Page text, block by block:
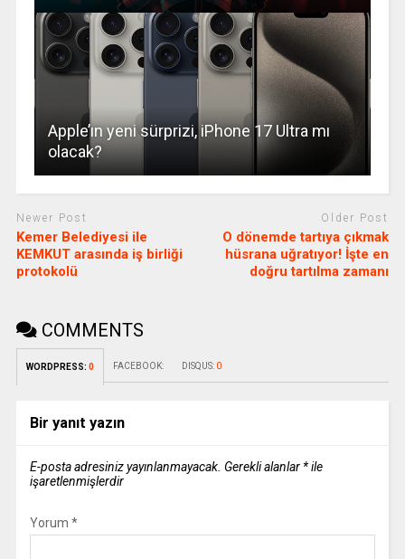
Apple’ın yeni sürprizi, iPhone 17 Ultra mı
olacak?
Newer Post
Kemer Belediyesi ile
KEMKUT arasında iş birliği
protokolü
Older Post
O dönemde tartıya çıkmak
hüsrana uğratıyor! İşte en
doğru tartılma zamanı
COMMENTS
WORDPRESS: 0 FACEBOOK: DISQUS: 0
Bir yanıt yazın
E-posta adresiniz yayınlanmayacak. Gerekli alanlar *ile
işaretlenmişlerdir
Yorum *